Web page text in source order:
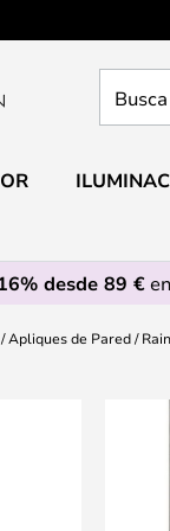
aquí
desde 89 €
Apliques de Pared